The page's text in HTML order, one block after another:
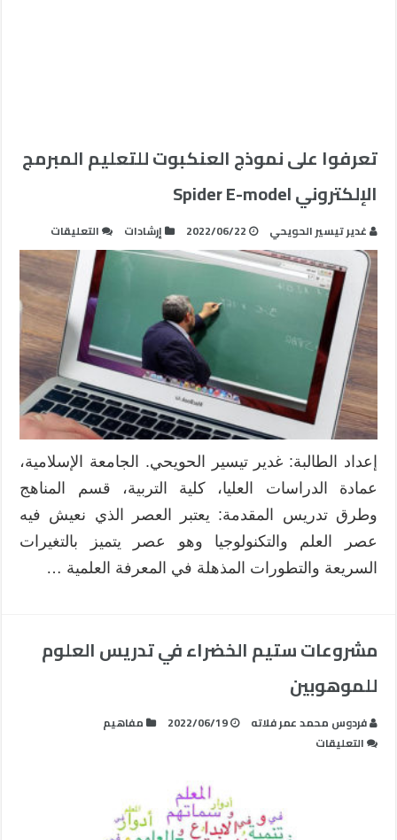
تعرفوا على نموذج العنكبوت للتعليم المبرمج
الإلكتروني Spider E-model
غدير تيسير الحويحي 2022/06/22 إرشادات التعليقات
تعرفوا
على
نموذج
العنكبوت
للتعليم
المبرمج
الإلكتروني
Spider
E-
model
مغلقة
إعداد الطالبة: غدير تيسير الحويحي. الجامعة الإسلامية،
عمادة الدراسات العليا، كلية التربية، قسم المناهج
وطرق تدريس المقدمة: يعتبر العصر الذي نعيش فيه
عصر العلم والتكنولوجيا وهو عصر يتميز بالتغيرات
السريعة والتطورات المذهلة في المعرفة العلمية …
مشروعات ستيم الخضراء في تدريس العلوم
للموهوبين
فردوس محمد عمر فلاته 2022/06/19
مفاهيم
التعليقات